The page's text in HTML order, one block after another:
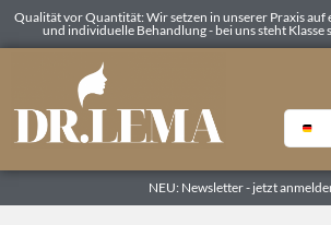
Qualität vor Quantität: Wir setzen in unserer Praxis auf
und individuelle Behandlung - bei uns steht Klasse
NEU: Newsletter - jetzt